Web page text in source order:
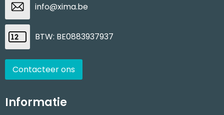
info@xima.be
BTW: BE0883937937
Contacteer ons
Informatie